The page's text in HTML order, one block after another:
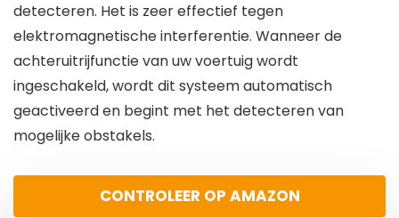
detecteren. Het is zeer effectief tegen
elektromagnetische interferentie. Wanneer de
achteruitrijfunctie van uw voertuig wordt
ingeschakeld, wordt dit systeem automatisch
geactiveerd en begint met het detecteren van
mogelijke obstakels.
CONTROLEER OP AMAZON